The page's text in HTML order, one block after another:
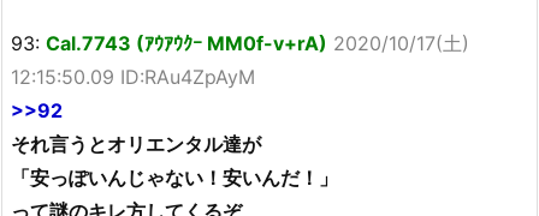
93: Cal.7743 (ｱｳｱｳｸｰ MM0f-v+rA) 2020/10/17(土)
12:15:50.09 ID:RAu4ZpAyM
>>92
それ言うとオリエンタル達が
「安っぽいんじゃない！安いんだ！」
って謎のキレ方してくるぞ